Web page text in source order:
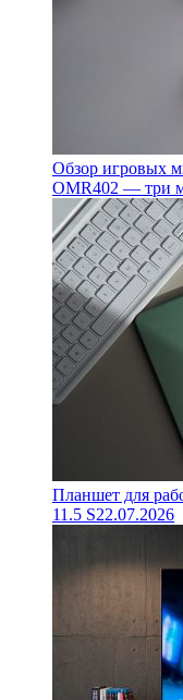
Обзор игровых
OMR402 — три
Планшет для
11.5 S22.07.2026